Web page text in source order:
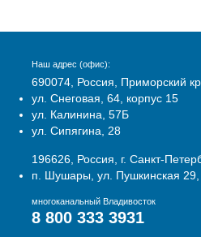
Наш адрес (офис):
690074, Россия, Приморский
ул. Снеговая, 64, корпус 15
ул. Калинина, 57Б
ул. Сипягина, 28
196626, Россия, г. Санкт-
п. Шушары, ул. Пушкинская 29,
многоканальный Владивосток
8 800 333 3931